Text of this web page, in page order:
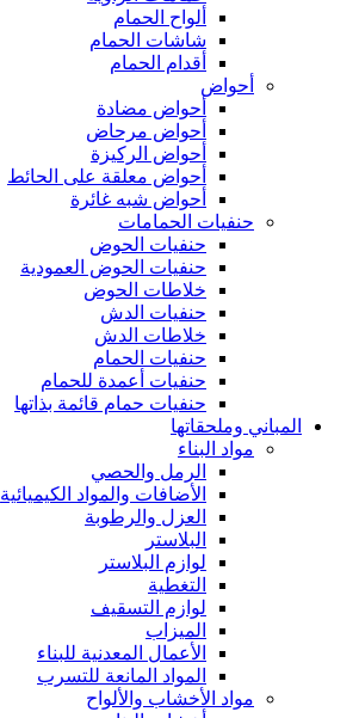
ألواح الحمام
شاشات الحمام
أقدام الحمام
أحواض
أحواض مضادة
أحواض مرحاض
أحواض الركيزة
أحواض معلقة على الحائط
أحواض شبه غائرة
حنفيات الحمامات
حنفيات الحوض
حنفيات الحوض العمودية
خلاطات الحوض
حنفيات الدش
خلاطات الدش
حنفيات الحمام
حنفيات أعمدة للحمام
حنفيات حمام قائمة بذاتها
المباني وملحقاتها
مواد البناء
الرمل والحصي
الأضافات والمواد الكيميائية
العزل والرطوبة
البلاستر
لوازم البلاستر
التغطية
لوازم التسقيف
الميزاب
الأعمال المعدنية للبناء
المواد المانعة للتسرب
مواد الأخشاب والألواح